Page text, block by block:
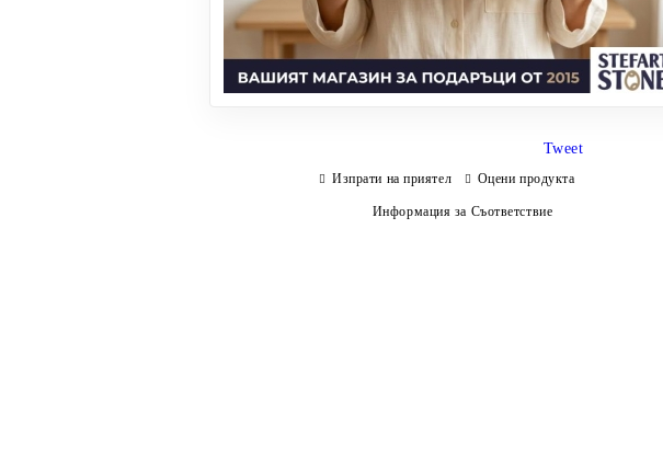
Tweet
Изпрати на приятел Оцени продукта
Информация за Съответствие